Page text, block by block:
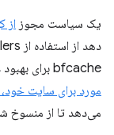
یک سیاست مجوز از کروم
دهد از استفاده از
bfcache برای بهبود عملکرد سایت بهره‌مند شوند.
مورد برای سایت خود،
می‌دهد تا از منسوخ